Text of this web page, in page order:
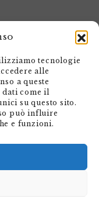
tecnologie
alle
a queste
dati come il
su questo sito.
può influire
e funzioni.